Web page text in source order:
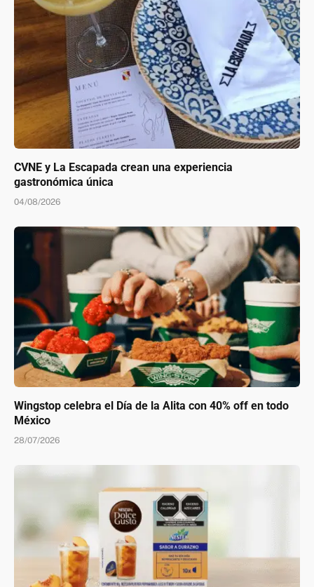
CVNE y La Escapada crean una experiencia
gastronómica única
04/08/2026
Wingstop celebra el Día de la Alita con 40% off en todo
México
28/07/2026